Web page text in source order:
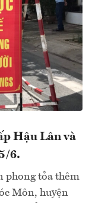
Hậu Lân và
6.
phong tỏa thêm
Môn, huyện